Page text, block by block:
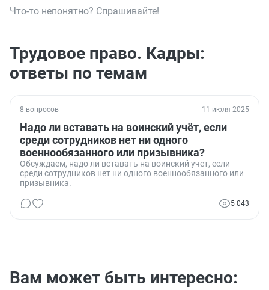
Что-то непонятно? Спрашивайте!
Трудовое право. Кадры:
ответы по темам
8 вопросов 11 июля 2025
Надо ли вставать на воинский учёт, если
среди сотрудников нет ни одного
военнообязанного или призывника?
Обсуждаем, надо ли вставать на воинский учет, если
среди сотрудников нет ни одного военнообязанного или
призывника.
5 043
Вам может быть интересно: